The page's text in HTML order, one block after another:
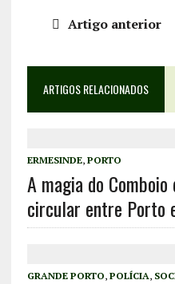
Artigo anterior
ARTIGOS RELACIONADOS
ERMESINDE, PORTO
A magia do
circular entre Porto
GRANDE PORTO, POLÍCIA,